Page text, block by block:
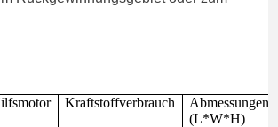
Kraftstoffverbrauch
Abmessungen
(L*W*H)